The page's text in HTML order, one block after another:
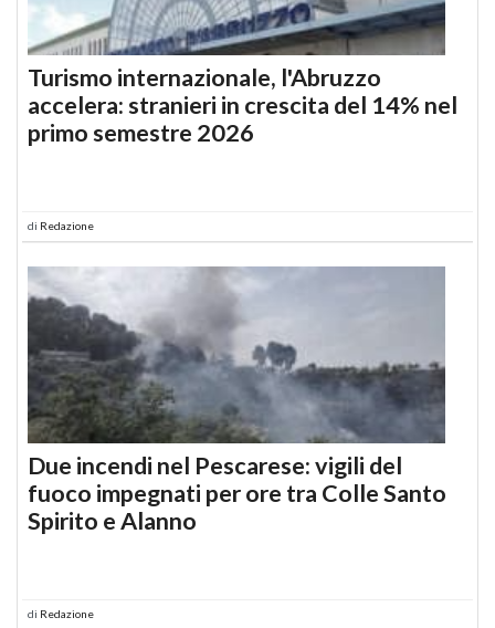
Turismo internazionale, l'Abruzzo
accelera: stranieri in crescita del 14% nel
primo semestre 2026
di Redazione
Due incendi nel Pescarese: vigili del
fuoco impegnati per ore tra Colle Santo
Spirito e Alanno
di Redazione